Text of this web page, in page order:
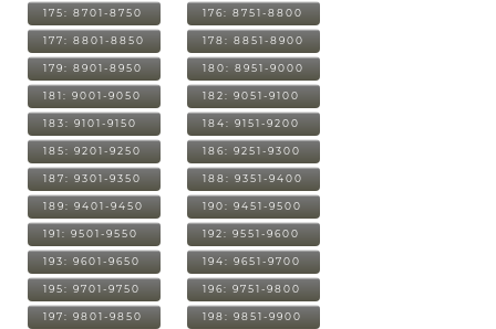
175: 8701-8750 176: 8751-8800
177: 8801-8850 178: 8851-8900
179: 8901-8950 180: 8951-9000
181: 9001-9050 182: 9051-9100
183: 9101-9150 184: 9151-9200
185: 9201-9250 186: 9251-9300
187: 9301-9350 188: 9351-9400
189: 9401-9450 190: 9451-9500
191: 9501-9550 192: 9551-9600
193: 9601-9650 194: 9651-9700
195: 9701-9750 196: 9751-9800
197: 9801-9850 198: 9851-9900